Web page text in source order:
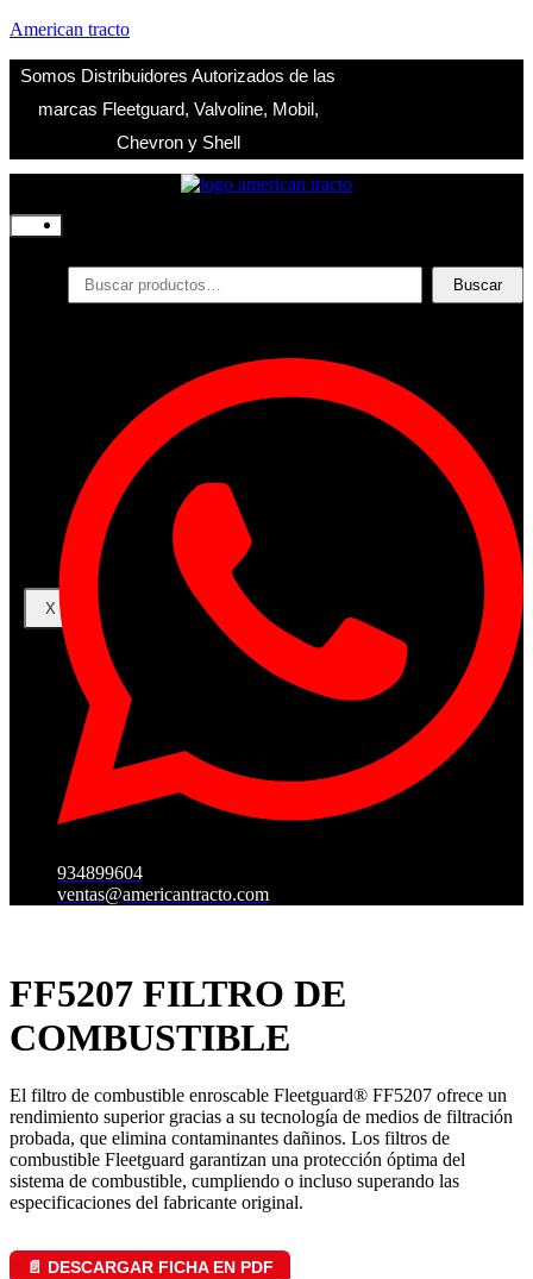
American tracto
Somos Distribuidores Autorizados de las
marcas Fleetguard, Valvoline, Mobil,
Chevron y Shell
Productos
Filtros
Contacto
Acceder
Iniciar Sesion
Registro
Restablecer la contraseña
X
Buscar
934899604
ventas@americantracto.com
FF5207 FILTRO DE
COMBUSTIBLE
El filtro de combustible enroscable Fleetguard® FF5207 ofrece un
rendimiento superior gracias a su tecnología de medios de filtración
probada, que elimina contaminantes dañinos. Los filtros de
combustible Fleetguard garantizan una protección óptima del
sistema de combustible, cumpliendo o incluso superando las
especificaciones del fabricante original.
📄 DESCARGAR FICHA EN PDF